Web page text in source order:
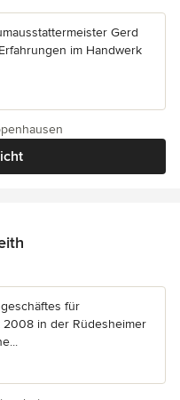
Gerd
im Handwerk
5 Sternen
für
2008 in der Rüdesheimer